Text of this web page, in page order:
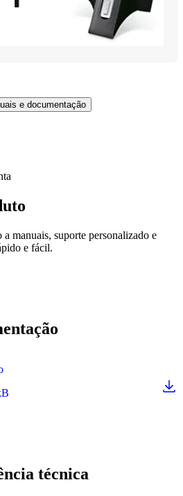
e documentação
a manuais, suporte personalizado e
e fácil.
técnica